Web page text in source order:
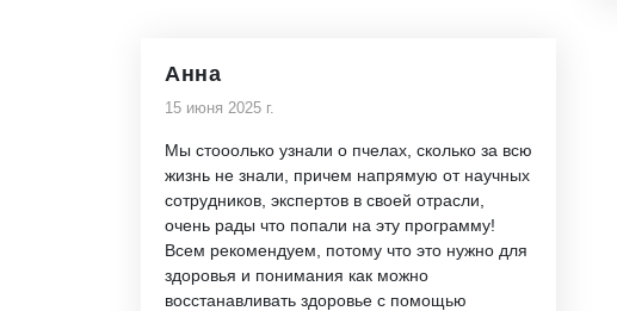
Анна
15 июня 2025 г.
Мы стооолько узнали о пчелах, сколько за всю
жизнь не знали, причем напрямую от научных
сотрудников, экспертов в своей отрасли,
очень рады что попали на эту программу!
Всем рекомендуем, потому что это нужно для
здоровья и понимания как можно
восстанавливать здоровье с помощью